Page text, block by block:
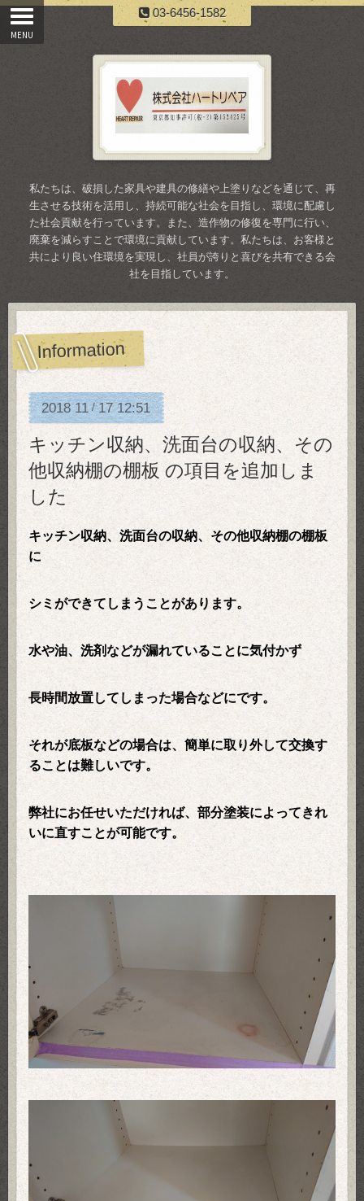
03-6456-1582
私たちは、破損した家具や建具の修繕や上塗りなどを通じて、再
生させる技術を活用し、持続可能な社会を目指し、環境に配慮し
た社会貢献を行っています。また、造作物の修復を専門に行い、
廃棄を減らすことで環境に貢献しています。私たちは、お客様と
共により良い住環境を実現し、社員が誇りと喜びを共有できる会
社を目指しています。
Information
2018 11/17 12:51
キッチン収納、洗面台の収納、その
他収納棚の棚板 の項目を追加しま
した
キッチン収納、洗面台の収納、その他収納棚の棚板
に
シミができてしまうことがあります。
水や油、洗剤などが漏れていることに気付かず
長時間放置してしまった場合などにです。
それが底板などの場合は、簡単に取り外して交換す
ることは難しいです。
弊社にお任せいただければ、部分塗装によってきれ
いに直すことが可能です。